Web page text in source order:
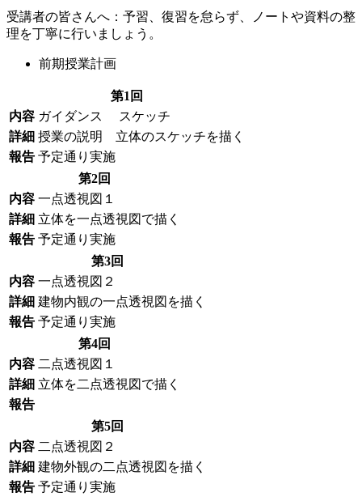
受講者の皆さんへ：予習、復習を怠らず、ノートや資料の整
理を丁寧に行いましょう。
前期授業計画
第1回
内容 ガイダンス スケッチ
詳細 授業の説明 立体のスケッチを描く
報告 予定通り実施
第2回
内容 一点透視図１
詳細 立体を一点透視図で描く
報告 予定通り実施
第3回
内容 一点透視図２
詳細 建物内観の一点透視図を描く
報告 予定通り実施
第4回
内容 二点透視図１
詳細 立体を二点透視図で描く
報告
第5回
内容 二点透視図２
詳細 建物外観の二点透視図を描く
報告 予定通り実施